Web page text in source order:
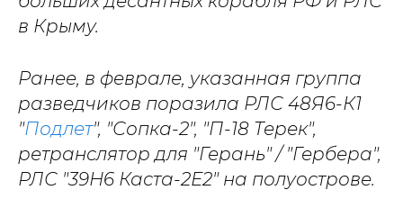
в Крыму.
Ранее, в феврале, указанная группа
разведчиков поразила РЛС 48Я6-К1
"Подлет", "Сопка-2", "П-18 Терек",
ретранслятор для "Герань" / "Гербера",
РЛС "39Н6 Каста-2Е2" на полуострове.